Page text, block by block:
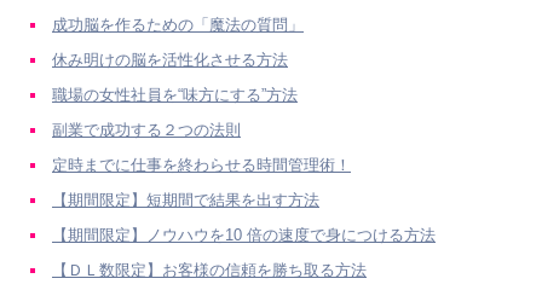
成功脳を作るための「魔法の質問」
休み明けの脳を活性化させる方法
職場の女性社員を“味方にする”方法
副業で成功する２つの法則
定時までに仕事を終わらせる時間管理術！
【期間限定】短期間で結果を出す方法
【期間限定】ノウハウを10 倍の速度で身につける方法
【ＤＬ数限定】お客様の信頼を勝ち取る方法